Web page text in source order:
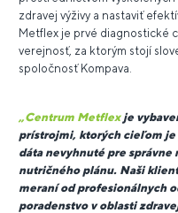
zdravej výživy a nastaviť
Metflex je prvé diagnostické
verejnosť, za ktorým stojí
spoločnosť Kompava.
„Centrum Metflexje
prístrojmi, ktorých cieľom
dáta nevyhnuté pre
nutričného plánu. Naši
meraní od profesionálnych
poradenstvo v oblasti